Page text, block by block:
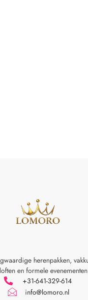
herenpakken,
en formele
+31-641-329-614
info@lomoro.nl